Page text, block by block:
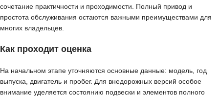
сочетание практичности и проходимости. Полный привод и
простота обслуживания остаются важными преимуществами для
многих владельцев.
Как проходит оценка
На начальном этапе уточняются основные данные: модель, год
выпуска, двигатель и пробег. Для внедорожных версий особое
внимание уделяется состоянию подвески и элементов полного